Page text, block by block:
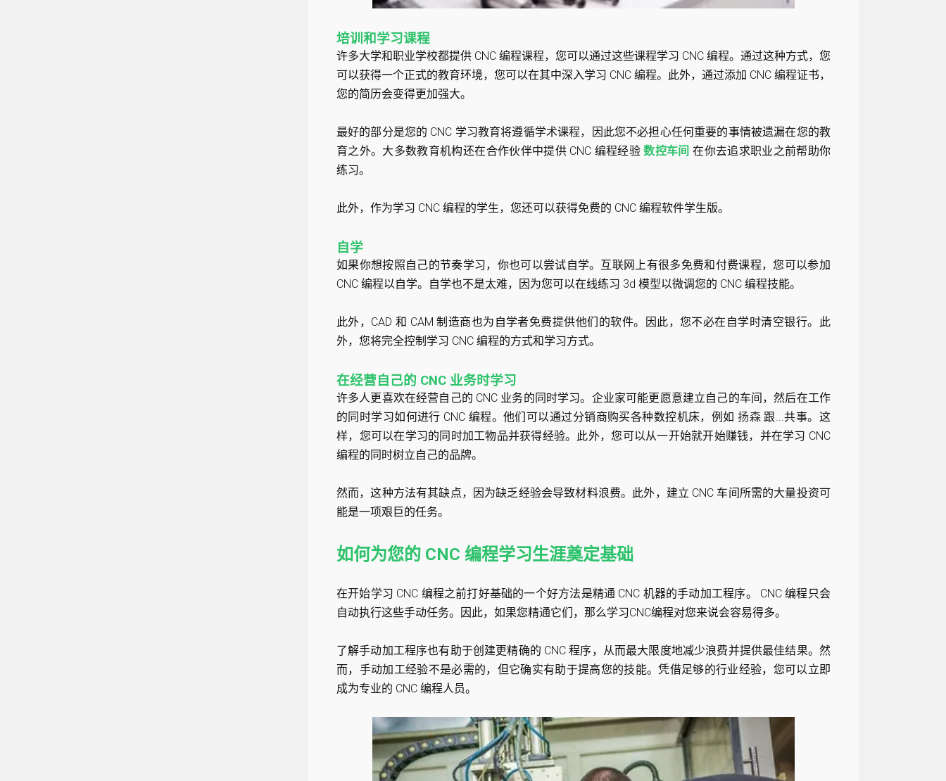
培训和学习课程
许多大学和职业学校都提供 CNC 编程课程，您可以通过这些课程学习 CNC 编程。通过这种方式，您
可以获得一个正式的教育环境，您可以在其中深入学习 CNC 编程。此外，通过添加 CNC 编程证书，
您的简历会变得更加强大。
最好的部分是您的 CNC 学习教育将遵循学术课程，因此您不必担心任何重要的事情被遗漏在您的教
育之外。大多数教育机构还在合作伙伴中提供 CNC 编程经验数控车间在你去追求职业之前帮助你
练习。
此外，作为学习 CNC 编程的学生，您还可以获得免费的 CNC 编程软件学生版。
自学
如果你想按照自己的节奏学习，你也可以尝试自学。互联网上有很多免费和付费课程，您可以参加
CNC 编程以自学。自学也不是太难，因为您可以在线练习 3d 模型以微调您的 CNC 编程技能。
此外，CAD 和 CAM 制造商也为自学者免费提供他们的软件。因此，您不必在自学时清空银行。此
外，您将完全控制学习 CNC 编程的方式和学习方式。
在经营自己的 CNC 业务时学习
许多人更喜欢在经营自己的 CNC 业务的同时学习。企业家可能更愿意建立自己的车间，然后在工作
的同时学习如何进行 CNC 编程。他们可以通过分销商购买各种数控机床，例如扬森 跟...共事。这
样，您可以在学习的同时加工物品并获得经验。此外，您可以从一开始就开始赚钱，并在学习 CNC
编程的同时树立自己的品牌。
然而，这种方法有其缺点，因为缺乏经验会导致材料浪费。此外，建立 CNC 车间所需的大量投资可
能是一项艰巨的任务。
如何为您的 CNC 编程学习生涯奠定基础
在开始学习 CNC 编程之前打好基础的一个好方法是精通 CNC 机器的手动加工程序。 CNC 编程只会
自动执行这些手动任务。因此，如果您精通它们，那么学习CNC编程对您来说会容易得多。
了解手动加工程序也有助于创建更精确的 CNC 程序，从而最大限度地减少浪费并提供最佳结果。然
而，手动加工经验不是必需的，但它确实有助于提高您的技能。凭借足够的行业经验，您可以立即
成为专业的 CNC 编程人员。